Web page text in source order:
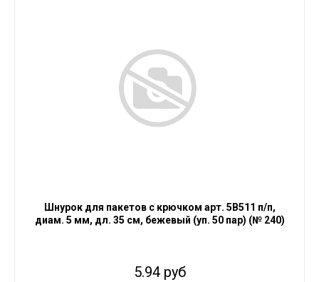
Шнурок для пакетов с крючком арт. 5В511 п/п,
диам. 5 мм, дл. 35 см, бежевый (уп. 50 пар) (№ 240)
5.94 руб